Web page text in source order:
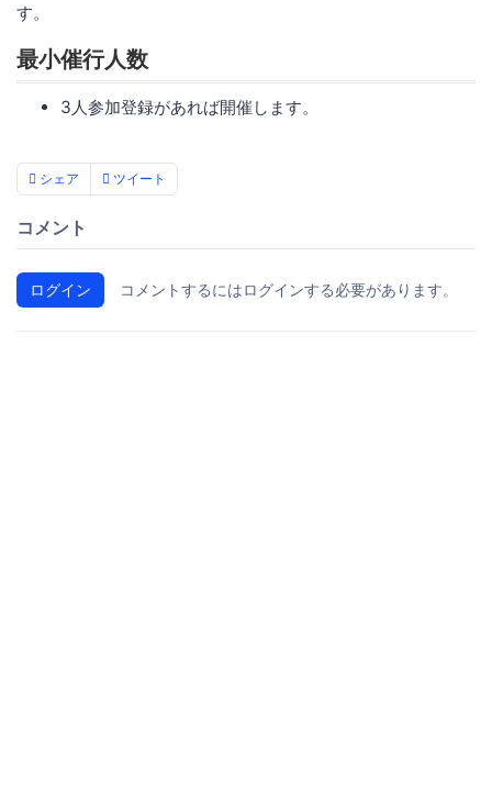
す。
最小催行人数
3人参加登録があれば開催します。
シェア ツイート
コメント
ログイン コメントするにはログインする必要があります。